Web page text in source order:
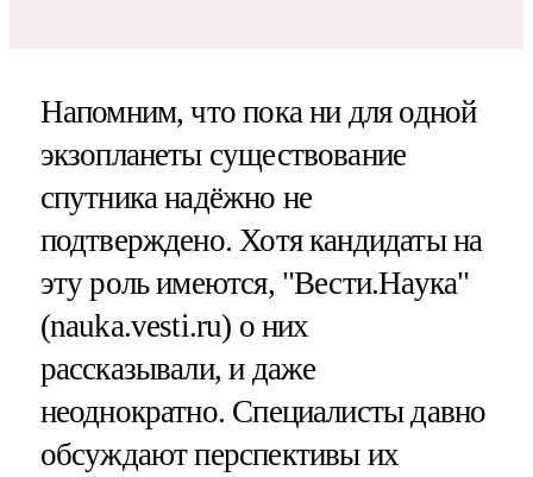
Напомним, что пока ни для одной
экзопланеты существование
спутника надёжно не
подтверждено. Хотя кандидаты на
эту роль имеются, "Вести.Наука"
(nauka.vesti.ru) о них
рассказывали, и даже
неоднократно. Специалисты давно
обсуждают перспективы их